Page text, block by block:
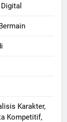
Karakter,
Kompetitif,